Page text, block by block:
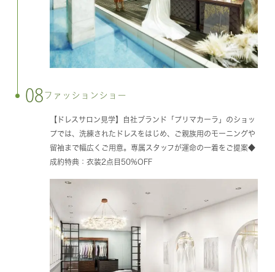
08 ファッションショー
【ドレスサロン見学】自社ブランド「プリマカーラ」のショッ
プでは、洗練されたドレスをはじめ、ご親族用のモーニングや
留袖まで幅広くご用意。専属スタッフが運命の一着をご提案◆
成約特典：衣装2点目50%OFF